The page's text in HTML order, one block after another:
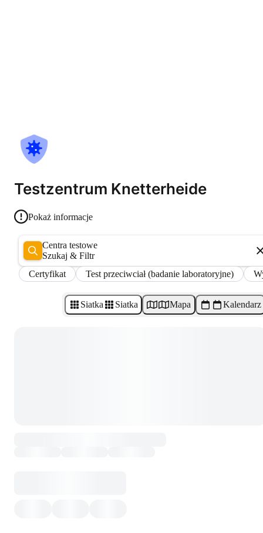
Testzentrum Knetterheide
Pokaż informacje
Centra testowe
Szukaj & Filtr
Certyfikat
Test przeciwciał (badanie laboratoryjne)
Siatka Siatka Mapa Kalendarz